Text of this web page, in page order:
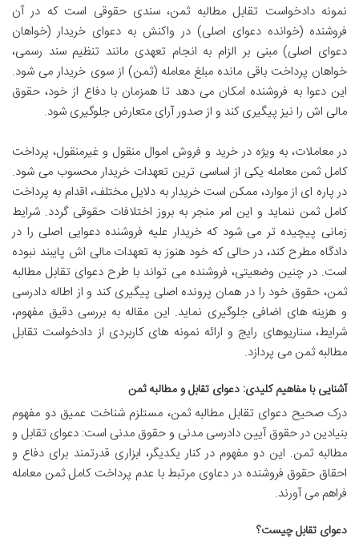
نمونه دادخواست تقابل مطالبه ثمن، سندی حقوقی است که در آن
فروشنده (خوانده دعوای اصلی) در واکنش به دعوای خریدار (خواهان
دعوای اصلی) مبنی بر الزام به انجام تعهدی مانند تنظیم سند رسمی،
خواهان پرداخت باقی مانده مبلغ معامله (ثمن) از سوی خریدار می شود.
این دعوا به فروشنده امکان می دهد تا همزمان با دفاع از خود، حقوق
مالی اش را نیز پیگیری کند و از صدور آرای متعارض جلوگیری شود.
در معاملات، به ویژه در خرید و فروش اموال منقول و غیرمنقول، پرداخت
کامل ثمن معامله یکی از اساسی ترین تعهدات خریدار محسوب می شود.
در پاره ای از موارد، ممکن است خریدار به دلایل مختلف، اقدام به پرداخت
کامل ثمن ننماید و این امر منجر به بروز اختلافات حقوقی گردد. شرایط
زمانی پیچیده تر می شود که خریدار علیه فروشنده دعوایی اصلی را در
دادگاه مطرح کند، در حالی که خود هنوز به تعهدات مالی اش پایبند نبوده
است. در چنین وضعیتی، فروشنده می تواند با طرح دعوای تقابل مطالبه
ثمن، حقوق خود را در همان پرونده اصلی پیگیری کند و از اطاله دادرسی
و هزینه های اضافی جلوگیری نماید. این مقاله به بررسی دقیق مفهوم،
شرایط، سناریوهای رایج و ارائه نمونه های کاربردی از دادخواست تقابل
مطالبه ثمن می پردازد.
آشنایی با مفاهیم کلیدی: دعوای تقابل و مطالبه ثمن
درک صحیح دعوای تقابل مطالبه ثمن، مستلزم شناخت عمیق دو مفهوم
بنیادین در حقوق آیین دادرسی مدنی و حقوق مدنی است: دعوای تقابل و
مطالبه ثمن. این دو مفهوم در کنار یکدیگر، ابزاری قدرتمند برای دفاع و
احقاق حقوق فروشنده در دعاوی مرتبط با عدم پرداخت کامل ثمن معامله
فراهم می آورند.
دعوای تقابل چیست؟